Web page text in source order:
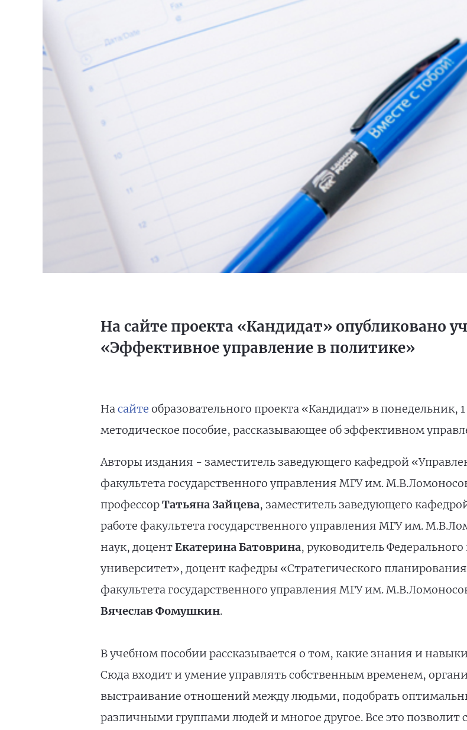
На сайте проекта «Кандидат» опубликовано
«Эффективное управление в политике»
Насайте образовательного проекта «Кандидат» в
методическое пособие, рассказывающее об эффективном
Авторы издания - заместитель заведующего кафедрой
факультета государственного управления МГУ им.
профессорТатьяна Зайцева, заместитель заведующего
работе факультета государственного управления МГУ им.
наук, доцентЕкатерина Батоврина, руководитель
университет», доцент кафедры «Стратегического
факультета государственного управления МГУ им.
Вячеслав Фомушкин.
В учебном пособии рассказывается о том, какие знания и
Сюда входит и умение управлять собственным временем,
выстраивание отношений между людьми, подобрать
различными группами людей и многое другое. Все это